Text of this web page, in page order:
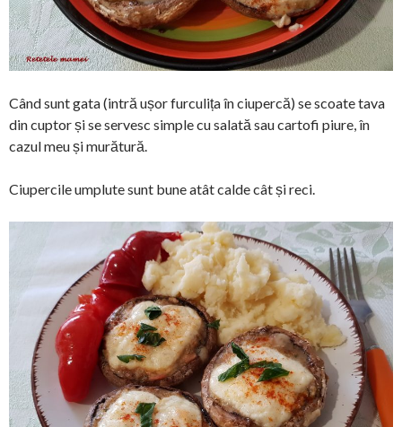
Când sunt gata (intră ușor furculița în ciupercă) se scoate tava
din cuptor și se servesc simple cu salată sau cartofi piure, în
cazul meu și murătură.
Ciupercile umplute sunt bune atât calde cât și reci.